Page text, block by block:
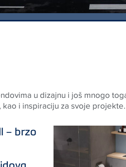
i inspiraciju za svoje projekte.
– brzo